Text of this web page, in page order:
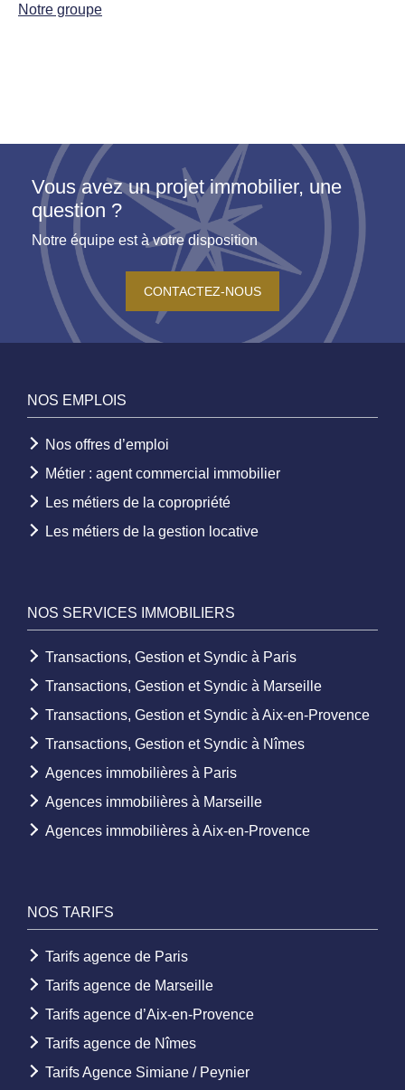
Notre groupe
Vous avez un projet immobilier, une
question ?
Notre équipe est à votre disposition
CONTACTEZ-NOUS
NOS EMPLOIS
Nos offres d’emploi
Métier : agent commercial immobilier
Les métiers de la copropriété
Les métiers de la gestion locative
NOS SERVICES IMMOBILIERS
Transactions, Gestion et Syndic à Paris
Transactions, Gestion et Syndic à Marseille
Transactions, Gestion et Syndic à Aix-en-Provence
Transactions, Gestion et Syndic à Nîmes
Agences immobilières à Paris
Agences immobilières à Marseille
Agences immobilières à Aix-en-Provence
NOS TARIFS
Tarifs agence de Paris
Tarifs agence de Marseille
Tarifs agence d’Aix-en-Provence
Tarifs agence de Nîmes
Tarifs Agence Simiane / Peynier